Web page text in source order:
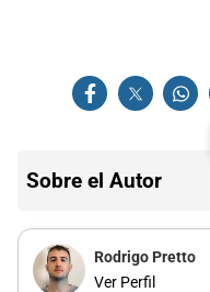
Sobre el Autor
Rodrigo Pretto
Ver Perfil